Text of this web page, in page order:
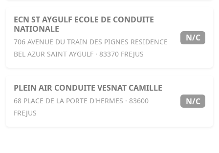
ECN ST AYGULF ECOLE DE CONDUITE
NATIONALE
706 AVENUE DU TRAIN DES PIGNES RESIDENCE
BEL AZUR SAINT AYGULF · 83370 FREJUS
N/C
PLEIN AIR CONDUITE VESNAT CAMILLE
68 PLACE DE LA PORTE D'HERMES · 83600
FREJUS
N/C